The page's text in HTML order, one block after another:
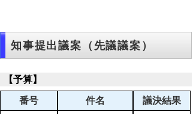
知事提出議案（先議議案）
【予算】
番号 件名 議決結果